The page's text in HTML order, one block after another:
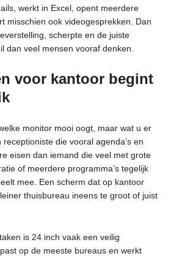
werkt in Excel, opent meerdere
misschien ook videogesprekken. Dan
scherpte en de juiste
dan veel mensen vooraf denken.
voor kantoor begint
monitor mooi oogt, maar wat u er
die vooral agenda’s en
eisen dan iemand die veel met grote
of meerdere programma’s tegelijk
mee. Een scherm dat op kantoor
thuisbureau ineens te groot of juist
is 24 inch vaak een veilig
op de meeste bureaus en werkt